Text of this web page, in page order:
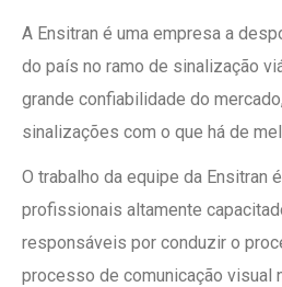
A Ensitran é uma empresa a
do país no ramo de sinalização
grande confiabilidade do
sinalizações com o que há de
O trabalho da equipe da Ensitran
profissionais altamente
responsáveis por conduzir o
processo de comunicação visual